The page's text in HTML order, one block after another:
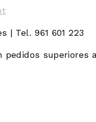
| Tel. 961 601 223
pedidos superiores